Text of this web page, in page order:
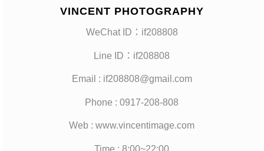
VINCENT PHOTOGRAPHY
WeChat ID：if208808
Line ID：if208808
Email : if208808@gmail.com
Phone : 0917-208-808
Web : www.vincentimage.com
Time : 8:00~22:00